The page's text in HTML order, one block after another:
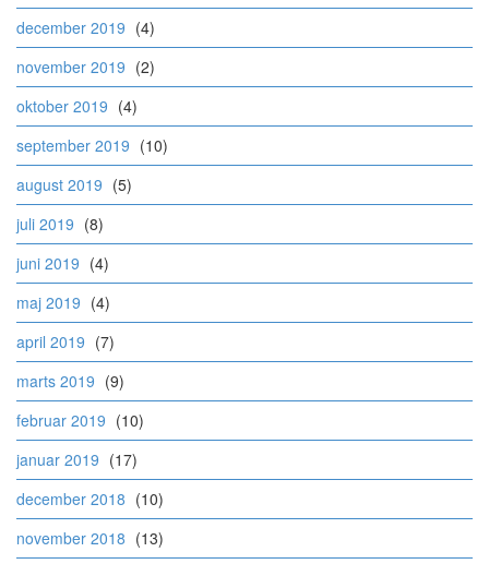
december 2019 (4)
november 2019 (2)
oktober 2019 (4)
september 2019 (10)
august 2019 (5)
juli 2019 (8)
juni 2019 (4)
maj 2019 (4)
april 2019 (7)
marts 2019 (9)
februar 2019 (10)
januar 2019 (17)
december 2018 (10)
november 2018 (13)